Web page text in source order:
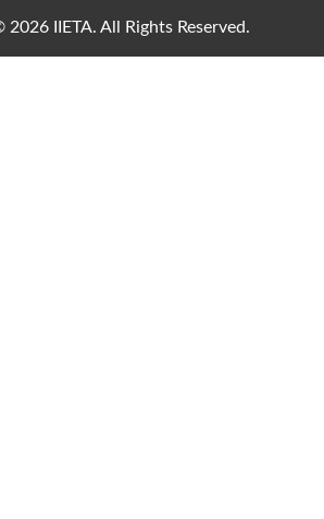
IIETA. All Rights Reserved.